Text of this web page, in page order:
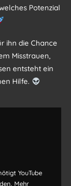
Potenzial
ihn die Chance
Misstrauen,
entsteht ein
Hilfe.
YouTube
Mehr